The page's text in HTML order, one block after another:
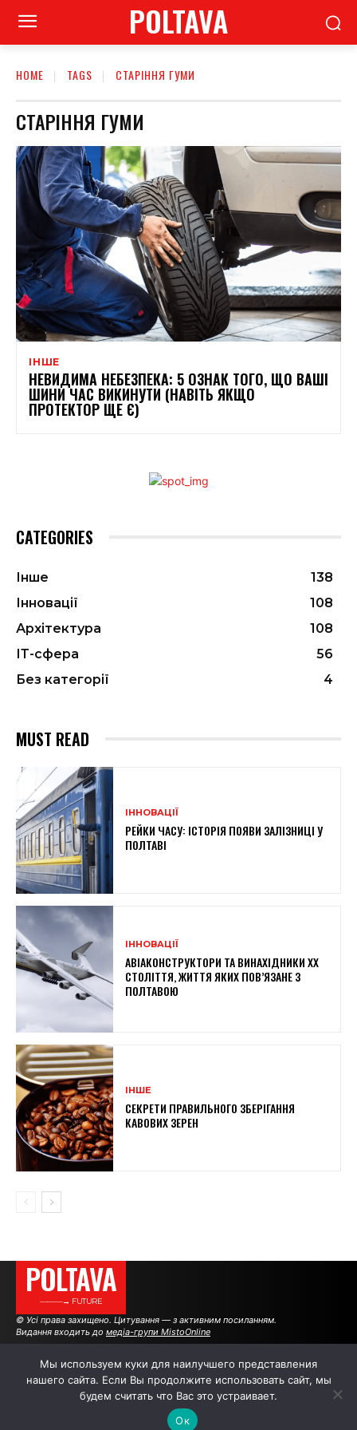
POLTAVA
HOME TAGS СТАРІННЯ ГУМИ
СТАРІННЯ ГУМИ
ІНШЕ
НЕВИДИМА НЕБЕЗПЕКА: 5 ОЗНАК ТОГО, ЩО ВАШІ
ШИНИ ЧАС ВИКИНУТИ (НАВІТЬ ЯКЩО
ПРОТЕКТОР ЩЕ Є)
CATEGORIES
Інше
138
Інновації
108
Архітектура
108
ІТ-сфера
56
Без категорії
4
MUST READ
ІННОВАЦІЇ
РЕЙКИ ЧАСУ: ІСТОРІЯ ПОЯВИ ЗАЛІЗНИЦІ У
ПОЛТАВІ
ІННОВАЦІЇ
АВІАКОНСТРУКТОРИ ТА ВИНАХІДНИКИ XX
СТОЛІТТЯ, ЖИТТЯ ЯКИХ ПОВ’ЯЗАНЕ З
ПОЛТАВОЮ
ІНШЕ
СЕКРЕТИ ПРАВИЛЬНОГО ЗБЕРІГАННЯ
КАВОВИХ ЗЕРЕН
POLTAVA
———→ FUTURE
© Усі права захищено. Цитування — з активним посиланням.
Видання входить до медіа-групи MistoOnline
АВТОРИ РЕКЛАМА НА САЙТІ
Мы используем куки для наилучшего представления
нашего сайта. Если Вы продолжите использовать сайт, мы
будем считать что Вас это устраивает.
Ок